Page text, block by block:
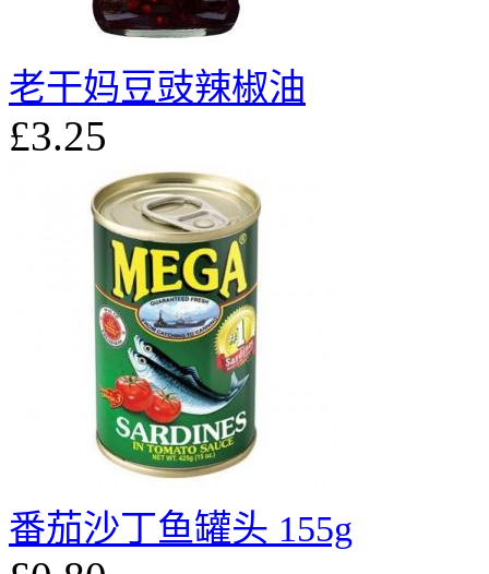
老干妈豆豉辣椒油
£3.25
番茄沙丁鱼罐头 155g